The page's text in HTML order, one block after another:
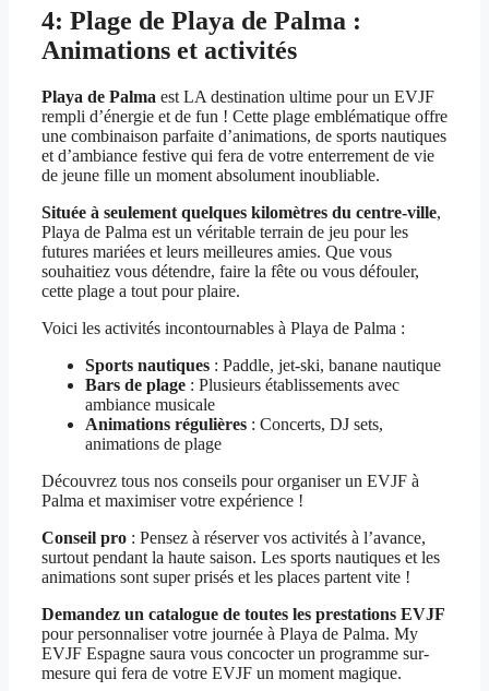
4: Plage de Playa de Palma :
Animations et activités
Playa de Palma est LA destination ultime pour un EVJF
rempli d’énergie et de fun ! Cette plage emblématique offre
une combinaison parfaite d’animations, de sports nautiques
et d’ambiance festive qui fera de votre enterrement de vie
de jeune fille un moment absolument inoubliable.
Située à seulement quelques kilomètres du centre-ville,
Playa de Palma est un véritable terrain de jeu pour les
futures mariées et leurs meilleures amies. Que vous
souhaitiez vous détendre, faire la fête ou vous défouler,
cette plage a tout pour plaire.
Voici les activités incontournables à Playa de Palma :
Sports nautiques : Paddle, jet-ski, banane nautique
Bars de plage : Plusieurs établissements avec
ambiance musicale
Animations régulières : Concerts, DJ sets,
animations de plage
Découvrez tous nos conseils pour organiser un EVJF à
Palma et maximiser votre expérience !
Conseil pro : Pensez à réserver vos activités à l’avance,
surtout pendant la haute saison. Les sports nautiques et les
animations sont super prisés et les places partent vite !
Demandez un catalogue de toutes les prestations EVJF
pour personnaliser votre journée à Playa de Palma. My
EVJF Espagne saura vous concocter un programme sur-
mesure qui fera de votre EVJF un moment magique.